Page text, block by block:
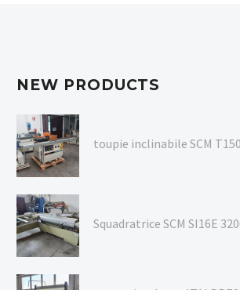
NEW PRODUCTS
toupie inclinabile SCM
Squadratrice SCM SI16E